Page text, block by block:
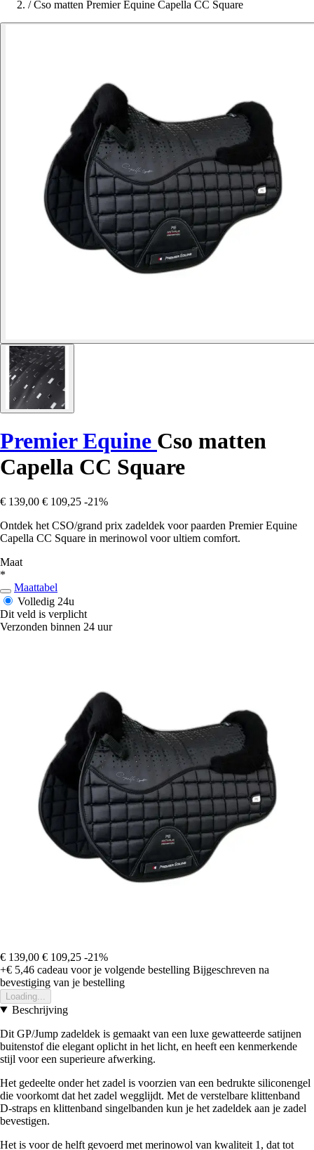
/ Cso matten Premier Equine Capella CC Square
Premier Equine Cso matten
Capella CC Square
€ 139,00 € 109,25 -21%
Ontdek het CSO/grand prix zadeldek voor paarden Premier Equine
Capella CC Square in merinowol voor ultiem comfort.
Maat
*
Maattabel
Volledig 24u
Dit veld is verplicht
Verzonden binnen 24 uur
€ 139,00 € 109,25 -21%
+€ 5,46 cadeau voor je volgende bestelling Bijgeschreven na
bevestiging van je bestelling
Loading...
Beschrijving
Dit GP/Jump zadeldek is gemaakt van een luxe gewatteerde satijnen
buitenstof die elegant oplicht in het licht, en heeft een kenmerkende
stijl voor een superieure afwerking.
Het gedeelte onder het zadel is voorzien van een bedrukte siliconengel
die voorkomt dat het zadel wegglijdt. Met de verstelbare klittenband
D-straps en klittenband singelbanden kun je het zadeldek aan je zadel
bevestigen.
Het is voor de helft gevoerd met merinowol van kwaliteit 1, dat tot